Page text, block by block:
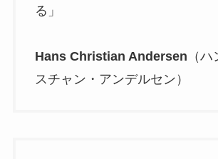
る」
Hans Christian Andersen （
スチャン・アンデルセン）